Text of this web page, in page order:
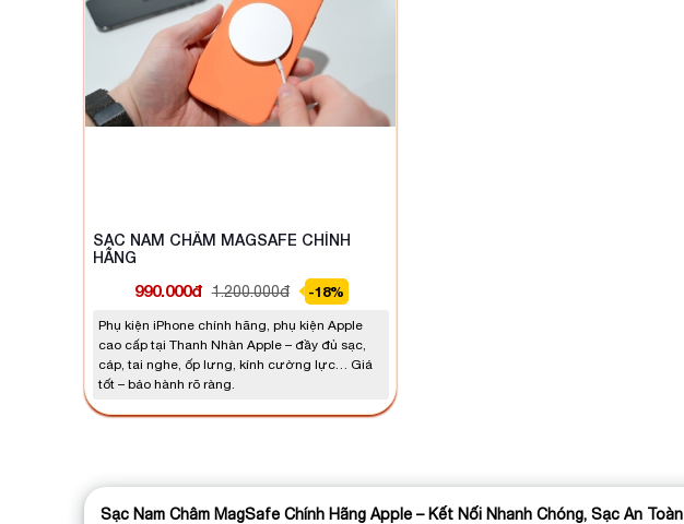
SẠC NAM CHÂM MAGSAFE CHÍNH
HÃNG
990.000đ 1.200.000đ -18%
Phụ kiện iPhone chính hãng, phụ kiện Apple
cao cấp tại Thanh Nhàn Apple – đầy đủ sạc,
cáp, tai nghe, ốp lưng, kính cường lực… Giá
tốt – bảo hành rõ ràng.
Sạc Nam Châm MagSafe Chính Hãng Apple – Kết Nối Nhanh Chóng, Sạc An Toàn